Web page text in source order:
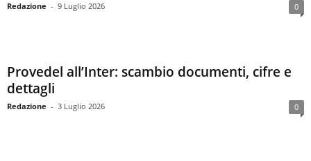
Redazione - 9 Luglio 2026 0
Provedel all’Inter: scambio documenti, cifre e
dettagli
Redazione - 3 Luglio 2026 0